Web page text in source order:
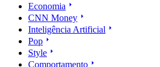
Economia
CNN Money
Inteligência Artificial
Pop
Style
Comportamento